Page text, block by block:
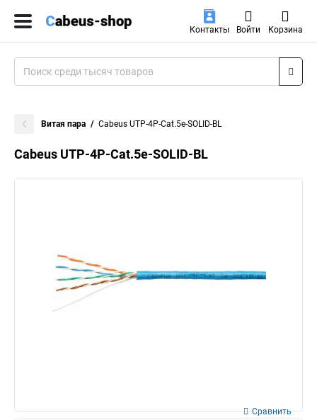
Контакты Войти Корзина
Витая пара Cabeus UTP-4P-Cat.5e-SOLID-BL
Cabeus UTP-4P-Cat.5e-SOLID-BL
Сравнить